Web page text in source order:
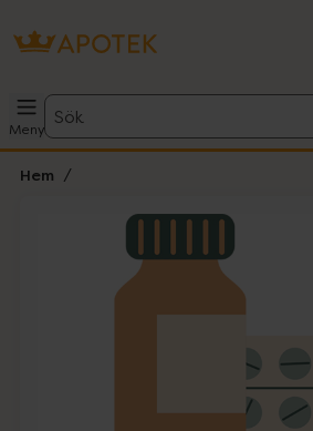
Meny
Sök
Hem
Lista: . Innehåller 1 objekt.